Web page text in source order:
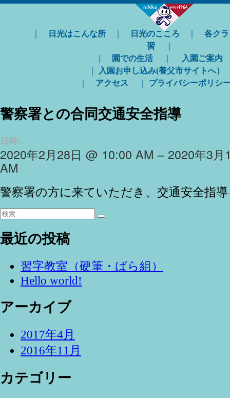
日光はこんな所 日光のこころ
各ク
習
園での生活 入園ご案内
入園お申し込み(養父市サイトへ）
アクセス プライバシーポリシ
警察署との合同交通安全指導
日時:
2020年2月28日 @ 10:00 AM – 2020年3月
AM
警察署の方に来ていただき、交通安全指
検
検
最近の投稿
習字教室（硬筆・ばら組）
Hello world!
アーカイブ
2017年4月
2016年11月
カテゴリー